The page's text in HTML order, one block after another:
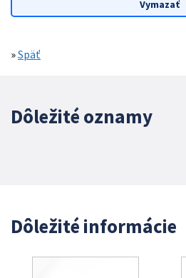
»Späť
Dôležité oznamy
Dôležité informácie